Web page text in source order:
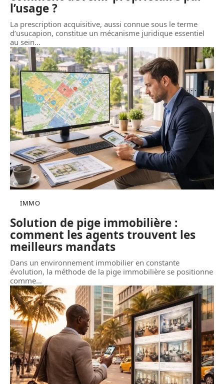
l’usage ?
La prescription acquisitive, aussi connue sous le terme
d’usucapion, constitue un mécanisme juridique essentiel
au sein…
IMMO
Solution de pige immobilière :
comment les agents trouvent les
meilleurs mandats
Dans un environnement immobilier en constante
évolution, la méthode de la pige immobilière se positionne
comme…